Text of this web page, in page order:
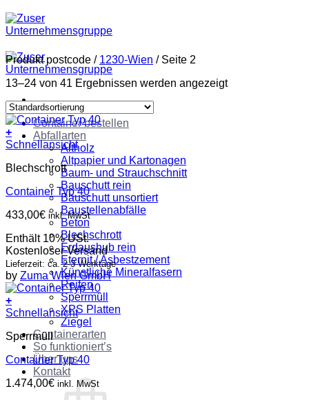
Zum
Inhalt
springen
Container bestellen
Abfallarten
Altholz
Altpapier und Kartonagen
Baum- und Strauchschnitt
Bauschutt rein
Bauschutt unsortiert
Baustellenabfälle
Beton
Blechschrott
Erdaushub rein
Eternit / Asbestzement
Künstliche Mineralfasern
Reifen
Sperrmüll
XPS Platten
Ziegel
Containerarten
So funktioniert’s
Über uns
Kontakt
Produkt postcode / 1230-Wien /Seite 2
13–24 von 41 Ergebnissen werden angezeigt
+
Schnellansicht
Blechschrott
Container Typ 40
433,00€ inkl. MwSt
Enthält 10% USt.
Kostenloser Versand
Lieferzeit: ca. 2-3 Werktage
by Zuma Wien GmbH
+
Schnellansicht
Sperrmüll
Container Typ 40
1.474,00€ inkl. MwSt